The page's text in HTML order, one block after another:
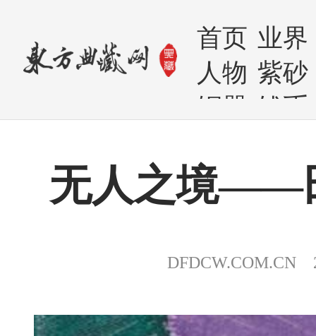
首页 业界
人物 紫砂
铜器
钱币
无人之境——
DFDCW.COM.CN